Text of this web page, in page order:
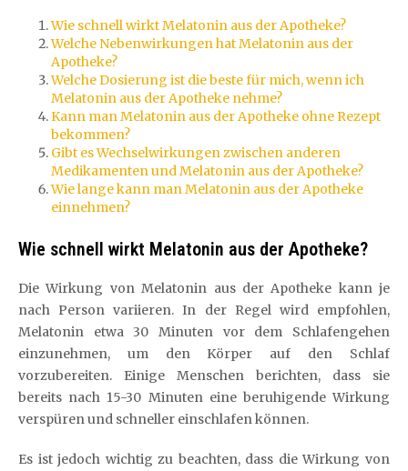
Wie schnell wirkt Melatonin aus der Apotheke?
Welche Nebenwirkungen hat Melatonin aus der
Apotheke?
Welche Dosierung ist die beste für mich, wenn ich
Melatonin aus der Apotheke nehme?
Kann man Melatonin aus der Apotheke ohne Rezept
bekommen?
Gibt es Wechselwirkungen zwischen anderen
Medikamenten und Melatonin aus der Apotheke?
Wie lange kann man Melatonin aus der Apotheke
einnehmen?
Wie schnell wirkt Melatonin aus der Apotheke?
Die Wirkung von Melatonin aus der Apotheke kann je
nach Person variieren. In der Regel wird empfohlen,
Melatonin etwa 30 Minuten vor dem Schlafengehen
einzunehmen, um den Körper auf den Schlaf
vorzubereiten. Einige Menschen berichten, dass sie
bereits nach 15-30 Minuten eine beruhigende Wirkung
verspüren und schneller einschlafen können.
Es ist jedoch wichtig zu beachten, dass die Wirkung von